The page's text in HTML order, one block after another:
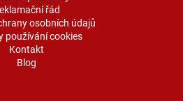
řád
osobních údajů
používání cookies
Kontakt
Blog